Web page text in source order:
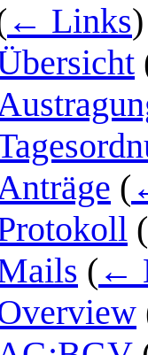
← Links)
(
(
( ←